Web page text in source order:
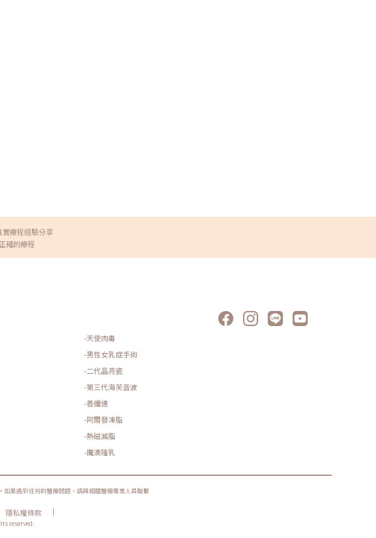
療程經驗分享
確的療程
-天使肉毒
-男性女乳症手術
-二代晶亮瓷
-第三代海芙音波
-善纖達
-阿爾發凍脂
-熱磁減脂
-魔滴隆乳
果遇到任何的醫療問題，請與相關醫療專業人員聯繫
隱私權條款
|
reserved.